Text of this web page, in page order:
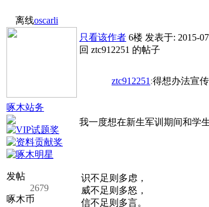
离线oscarli
啄木站务
发帖
2679
啄木币
只看该作者 6楼 发表于: 2015-
回 ztc912251 的帖子
ztc912251 :得想办法宣
我一度想在新生军训期间和学
识不足则多虑，
威不足则多怒，
信不足则多言。